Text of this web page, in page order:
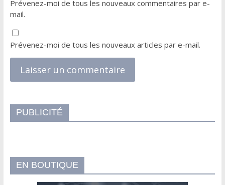
Prévenez-moi de tous les nouveaux commentaires par e-
mail.
Prévenez-moi de tous les nouveaux articles par e-mail.
PUBLICITÉ
EN BOUTIQUE